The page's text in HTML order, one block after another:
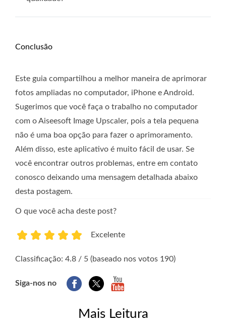
Conclusão
Este guia compartilhou a melhor maneira de aprimorar
fotos ampliadas no computador, iPhone e Android.
Sugerimos que você faça o trabalho no computador
com o Aiseesoft Image Upscaler, pois a tela pequena
não é uma boa opção para fazer o aprimoramento.
Além disso, este aplicativo é muito fácil de usar. Se
você encontrar outros problemas, entre em contato
conosco deixando uma mensagem detalhada abaixo
desta postagem.
O que você acha deste post?
Excelente
Classificação: 4.8 / 5 (baseado nos votos 190)
Siga-nos no
Mais Leitura